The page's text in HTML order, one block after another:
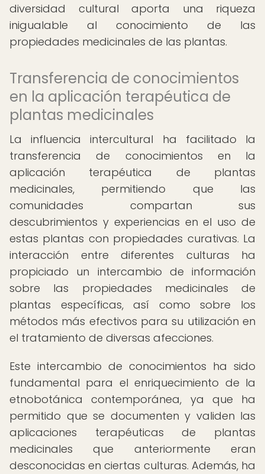
diversidad cultural aporta una riqueza
inigualable al conocimiento de las
propiedades medicinales de las plantas.
Transferencia de conocimientos
en la aplicación terapéutica de
plantas medicinales
La influencia intercultural ha facilitado la
transferencia de conocimientos en la
aplicación terapéutica de plantas
medicinales, permitiendo que las
comunidades compartan sus
descubrimientos y experiencias en el uso de
estas plantas con propiedades curativas. La
interacción entre diferentes culturas ha
propiciado un intercambio de información
sobre las propiedades medicinales de
plantas específicas, así como sobre los
métodos más efectivos para su utilización en
el tratamiento de diversas afecciones.
Este intercambio de conocimientos ha sido
fundamental para el enriquecimiento de la
etnobotánica contemporánea, ya que ha
permitido que se documenten y validen las
aplicaciones terapéuticas de plantas
medicinales que anteriormente eran
desconocidas en ciertas culturas. Además, ha